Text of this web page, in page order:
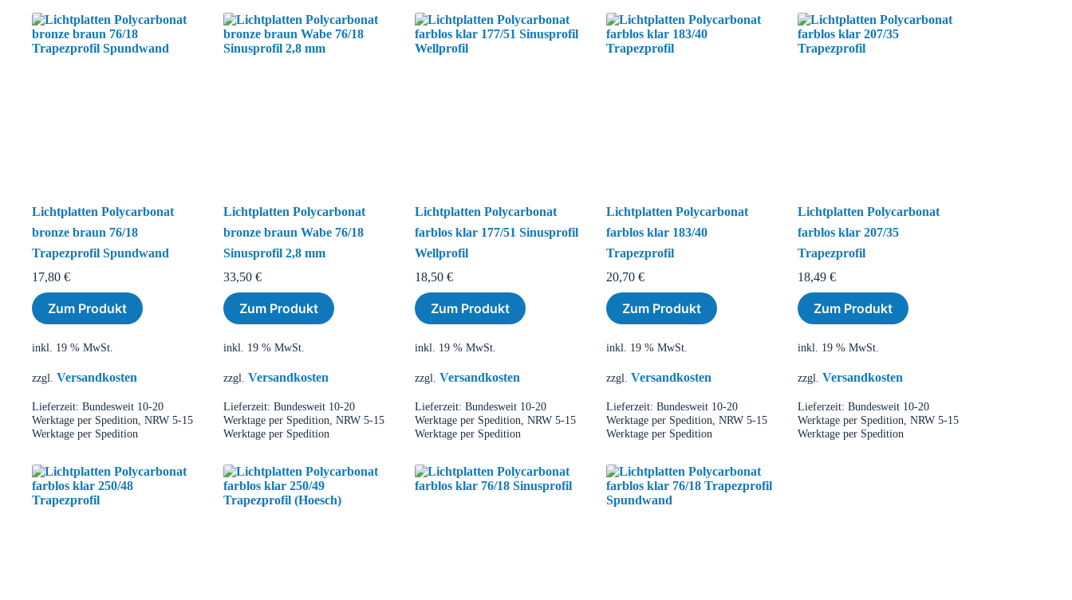
Lichtplatten Polycarbonat
bronze braun 76/18
Trapezprofil Spundwand
17,80 €
Zum Produkt
inkl. 19 % MwSt.
zzgl. Versandkosten
Lieferzeit: Bundesweit 10-20
Werktage per Spedition, NRW 5-15
Werktage per Spedition
Lichtplatten Polycarbonat
bronze braun Wabe 76/18
Sinusprofil 2,8 mm
33,50 €
Zum Produkt
inkl. 19 % MwSt.
zzgl. Versandkosten
Lieferzeit: Bundesweit 10-20
Werktage per Spedition, NRW 5-15
Werktage per Spedition
Lichtplatten Polycarbonat
farblos klar 177/51 Sinusprofil
Wellprofil
18,50 €
Zum Produkt
inkl. 19 % MwSt.
zzgl. Versandkosten
Lieferzeit: Bundesweit 10-20
Werktage per Spedition, NRW 5-15
Werktage per Spedition
Lichtplatten Polycarbonat
farblos klar 183/40
Trapezprofil
20,70 €
Zum Produkt
inkl. 19 % MwSt.
zzgl. Versandkosten
Lieferzeit: Bundesweit 10-20
Werktage per Spedition, NRW 5-15
Werktage per Spedition
Lichtplatten Polycarbonat
farblos klar 207/35
Trapezprofil
18,49 €
Zum Produkt
inkl. 19 % MwSt.
zzgl. Versandkosten
Lieferzeit: Bundesweit 10-20
Werktage per Spedition, NRW 5-15
Werktage per Spedition